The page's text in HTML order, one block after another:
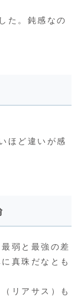
た。鈍感なの
ほど違いが感
弱と最強の差
真珠だなとも
リアサス）も